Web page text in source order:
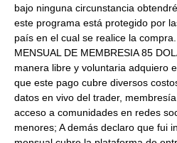
bajo ninguna circunstancia
este programa está protegido por
país en el cual se realice la
MENSUAL DE MEMBRESIA 85
manera libre y voluntaria adquiero
que este pago cubre diversos
datos en vivo del trader,
acceso a comunidades en redes
menores; A demás declaro que fui